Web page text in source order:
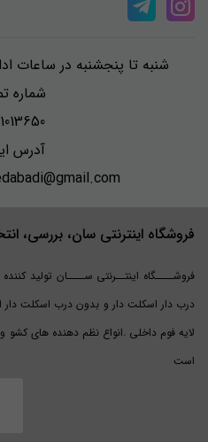
شنبه تا پنجشنبه در ساعات
شماره
آدرس
فروشگاه اینترنتی سان، بررسی،
فروشــــگاه اینتــرنتی ســــان تولید
درب دار اسکلت دار و بدون درب اسکلت دار
لایه فوم داخلی .انواع نظم دهنده های کشو
است